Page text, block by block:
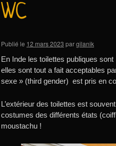
WC
Publié le 12 mars 2023 pargilanik
En Inde les toilettes publiques
elles sont tout a fait acceptables
sexe » (third gender) est pris en
L’extérieur des toilettes est
costumes des différents états
moustachu !